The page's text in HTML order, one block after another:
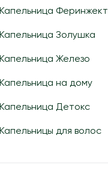
Капельница Феринжект
Капельница Золушка
Капельница Железо
Капельница на дому
Капельница Детокс
Капельницы для волос